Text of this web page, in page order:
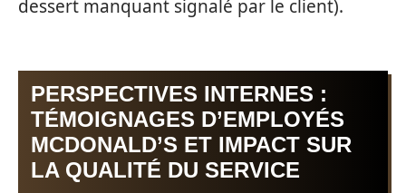
dessert manquant signalé par le client).
PERSPECTIVES INTERNES :
TÉMOIGNAGES D’EMPLOYÉS
MCDONALD’S ET IMPACT SUR
LA QUALITÉ DU SERVICE